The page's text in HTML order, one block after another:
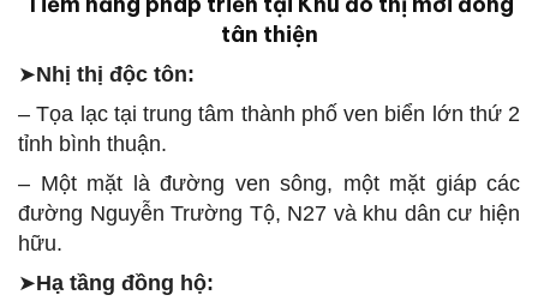
tân thiện
➤Nhị thị độc tôn:
– Tọa lạc tại trung tâm thành phố ven biển lớn thứ 2
tỉnh bình thuận.
– Một mặt là đường ven sông, một mặt giáp các
đường Nguyễn Trường Tộ, N27 và khu dân cư hiện
hữu.
➤Hạ tầng đồng hộ: